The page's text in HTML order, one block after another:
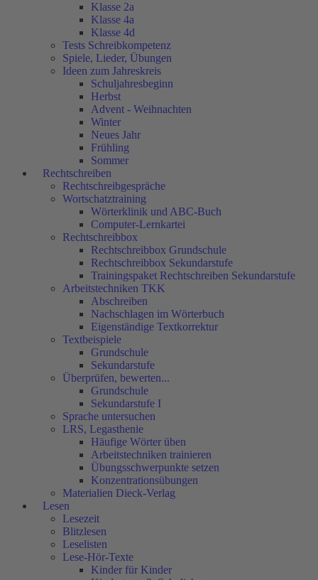
Klasse 2a
Klasse 4a
Klasse 4d
Tests Schreibkompetenz
Spiele, Lieder, Übungen
Ideen zum Jahreskreis
Schuljahresbeginn
Herbst
Advent - Weihnachten
Winter
Neues Jahr
Frühling
Sommer
Rechtschreiben
Rechtschreibgespräche
Wortschatztraining
Wörterklinik und ABC-Buch
Computer-Lernkartei
Rechtschreibbox
Rechtschreibbox Grundschule
Rechtschreibbox Sekundarstufe
Trainingspaket Rechtschreiben Sekundarstufe
Arbeitstechniken TKK
Abschreiben
Nachschlagen im Wörterbuch
Eigenständige Textkorrektur
Textbeispiele
Grundschule
Sekundarstufe
Überprüfen, bewerten...
Grundschule
Sekundarstufe I
Sprache untersuchen
LRS, Legasthenie
Häufige Wörter üben
Arbeitstechniken trainieren
Übungsschwerpunkte setzen
Konzentrationsübungen
Materialien Dieck-Verlag
Lesen
Lesezeit
Blitzlesen
Leselisten
Lese-Hör-Texte
Kinder für Kinder